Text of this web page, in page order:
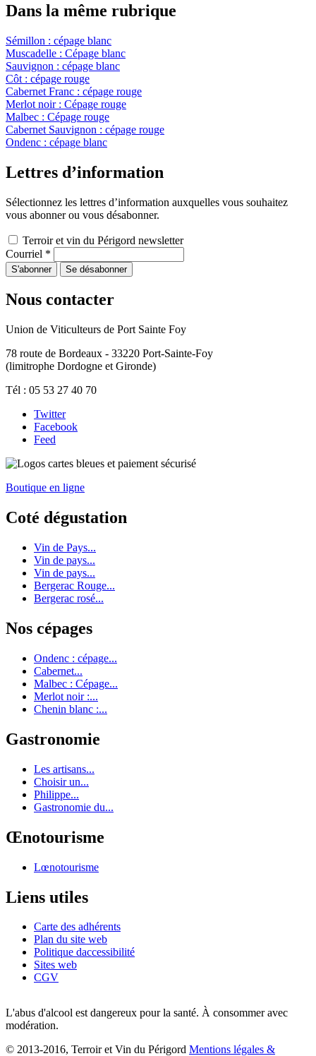
Dans la même rubrique
Sémillon : cépage blanc
Muscadelle : Cépage blanc
Sauvignon : cépage blanc
Côt : cépage rouge
Cabernet Franc : cépage rouge
Merlot noir : Cépage rouge
Malbec : Cépage rouge
Cabernet Sauvignon : cépage rouge
Ondenc : cépage blanc
Lettres d’information
Sélectionnez les lettres d’information auxquelles vous souhaitez
vous abonner ou vous désabonner.
Terroir et vin du Périgord newsletter
Courriel *
Nous contacter
Union de Viticulteurs de Port Sainte Foy
78 route de Bordeaux - 33220 Port-Sainte-Foy
(limitrophe Dordogne et Gironde)
Tél : 05 53 27 40 70
Twitter
Facebook
Feed
Boutique en ligne
Coté dégustation
Vin de Pays...
Vin de pays...
Vin de pays...
Bergerac Rouge...
Bergerac rosé...
Nos cépages
Ondenc : cépage...
Cabernet...
Malbec : Cépage...
Merlot noir :...
Chenin blanc :...
Gastronomie
Les artisans...
Choisir un...
Philippe...
Gastronomie du...
Œnotourisme
Lœnotourisme
Liens utiles
Carte des adhérents
Plan du site web
Politique daccessibilité
Sites web
CGV
L'abus d'alcool est dangereux pour la santé. À consommer avec
modération.
© 2013-2016, Terroir et Vin du Périgord Mentions légales &